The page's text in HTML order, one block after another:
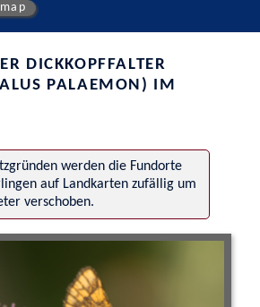
DICKKOPFFALTER
PALAEMON) IM
werden die Fundorte
auf Landkarten zufällig um
verschoben.